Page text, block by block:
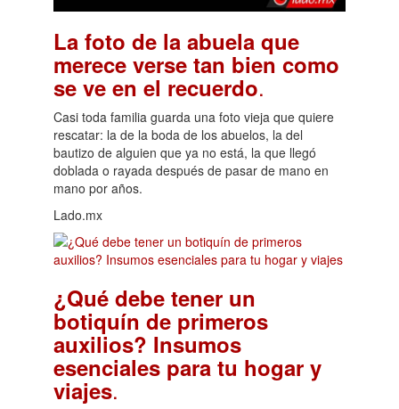
La foto de la abuela que
merece verse tan bien como
se ve en el recuerdo.
Casi toda familia guarda una foto vieja que quiere
rescatar: la de la boda de los abuelos, la del
bautizo de alguien que ya no está, la que llegó
doblada o rayada después de pasar de mano en
mano por años.
Lado.mx
¿Qué debe tener un
botiquín de primeros
auxilios? Insumos
esenciales para tu hogar y
viajes.